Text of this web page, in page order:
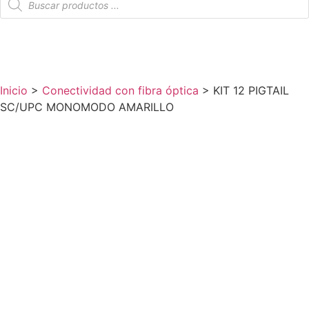
Inicio > Conectividad con fibra óptica > KIT 12 PIGTAIL
SC/UPC MONOMODO AMARILLO